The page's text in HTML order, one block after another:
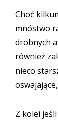
Choć
mnóstwo
drobnych
również
nieco
Z kolei